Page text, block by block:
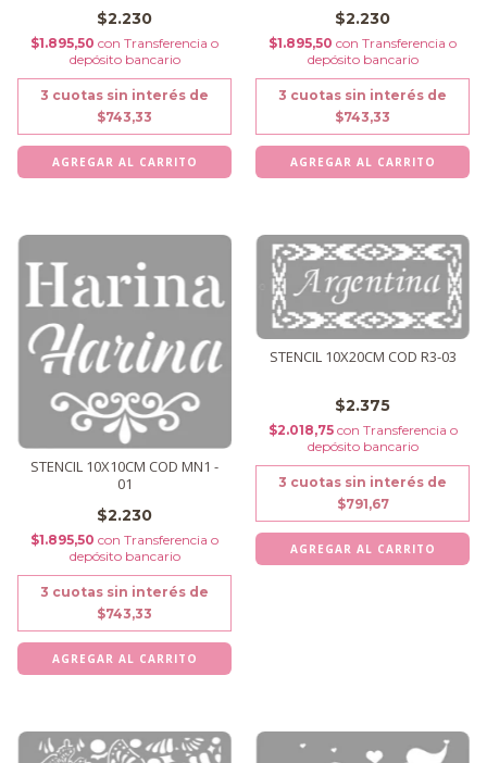
$2.230
$1.895,50 con Transferencia o
depósito bancario
3 cuotas sin interés de
$743,33
$2.230
$1.895,50 con Transferencia o
depósito bancario
3 cuotas sin interés de
$743,33
STENCIL 10X10CM COD MN1 -
01
$2.230
$1.895,50 con Transferencia o
depósito bancario
3 cuotas sin interés de
$743,33
STENCIL 10X20CM COD R3-03
$2.375
$2.018,75 con Transferencia o
depósito bancario
3 cuotas sin interés de
$791,67